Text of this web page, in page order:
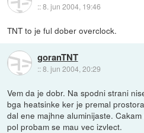
::8. jun 2004, 19:46
TNT to je ful dober overclock.
goranTNT
::8. jun 2004, 20:29
Vem da je dobr. Na spodni strani
bga heatsinke ker je premal
dal ene majhne aluminijaste.
pol probam se mau vec izvlect.